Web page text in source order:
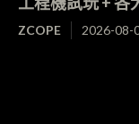
ZCOPE 2026-08-